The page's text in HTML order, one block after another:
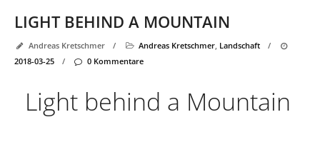
LIGHT BEHIND A MOUNTAIN
Andreas Kretschmer / Andreas Kretschmer, Landschaft
/
2018-03-25
/ 0 Kommentare
Light behind a Mountain